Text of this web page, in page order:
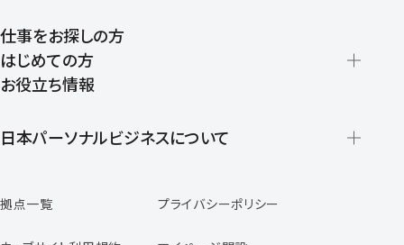
仕事をお探しの方
はじめての方
登録から就業開始までの流れ
お役立ち情報
日本パーソナルビジネスについて
スタッフの声
専任コンサルタントの声
拠点一覧 プライバシーポリシー